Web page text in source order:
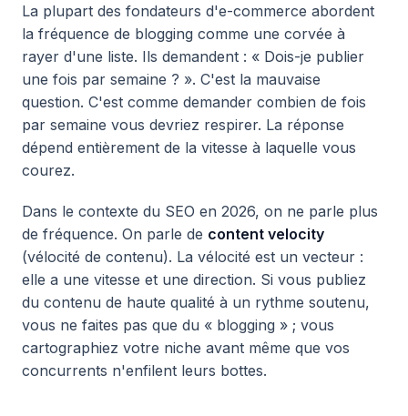
La plupart des fondateurs d'e-commerce abordent
la fréquence de blogging comme une corvée à
rayer d'une liste. Ils demandent : « Dois-je publier
une fois par semaine ? ». C'est la mauvaise
question. C'est comme demander combien de fois
par semaine vous devriez respirer. La réponse
dépend entièrement de la vitesse à laquelle vous
courez.
Dans le contexte du SEO en 2026, on ne parle plus
de fréquence. On parle de content velocity
(vélocité de contenu). La vélocité est un vecteur :
elle a une vitesse et une direction. Si vous publiez
du contenu de haute qualité à un rythme soutenu,
vous ne faites pas que du « blogging » ; vous
cartographiez votre niche avant même que vos
concurrents n'enfilent leurs bottes.